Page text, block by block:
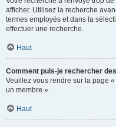
afficher. Utilisez la recherche
termes employés et dans la
effectuer une recherche.
Haut
Comment puis-je rechercher
Veuillez vous rendre sur la page
un membre ».
Haut